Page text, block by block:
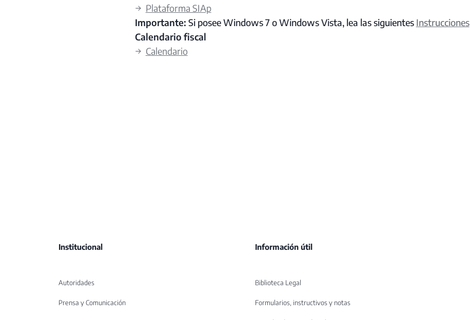
→ Plataforma SIAp
Importante: Si posee Windows 7 o Windows Vista, lea las siguientes Instrucciones
Calendario fiscal
→ Calendario
Institucional
Autoridades
Prensa y Comunicación
Información útil
Biblioteca Legal
Formularios, instructivos y notas